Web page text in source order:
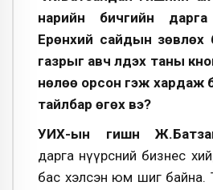
нарийн бичгийн
Ерөнхий сайдын зөвлөх
газрыг авч үлдэх таны
нөлөө орсон гэж хардаж
тайлбар өгөх вэ?
УИХ-ын гишүүн
дарга нүүрсний бизнес
бас хэлсэн юм шиг байна.